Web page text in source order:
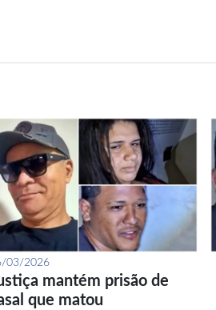
03/2026
mantém prisão de
que matou